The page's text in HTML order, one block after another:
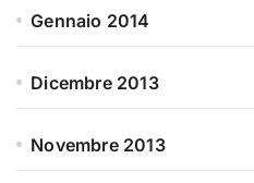
Gennaio 2014
Dicembre 2013
Novembre 2013